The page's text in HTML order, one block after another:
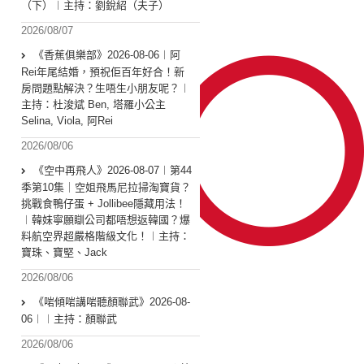
（下）︱主持：劉銳紹（夫子）
2026/08/07
《香蕉俱樂部》2026-08-06︱阿
Rei年尾結婚，預祝佢百年好合！新
房問題點解決？生唔生小朋友呢？︱
主持：杜浚斌 Ben, 塔羅小公主
Selina, Viola, 阿Rei
2026/08/06
《空中再飛人》2026-08-07︱第44
季第10集｜空姐飛馬尼拉掃淘寶貨？
挑戰食鴨仔蛋 + Jollibee隱藏用法！
︱韓妹寧願瞓公司都唔想返韓國？爆
料航空界超嚴格階級文化！︱主持：
寶珠、寶堅、Jack
2026/08/06
《啱傾啱講啱聽顏聯武》2026-08-
06︱︱主持：顏聯武
2026/08/06